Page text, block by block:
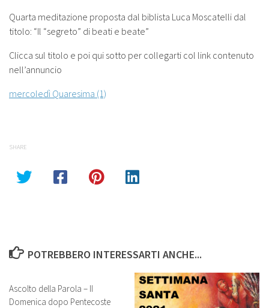
Quarta meditazione proposta dal biblista Luca Moscatelli dal
titolo: “Il “segreto” di beati e beate”
Clicca sul titolo e poi qui sotto per collegarti col link contenuto
nell’annuncio
mercoledì Quaresima (1)
SHARE
POTREBBERO INTERESSARTI ANCHE...
Ascolto della Parola – II
Domenica dopo Pentecoste